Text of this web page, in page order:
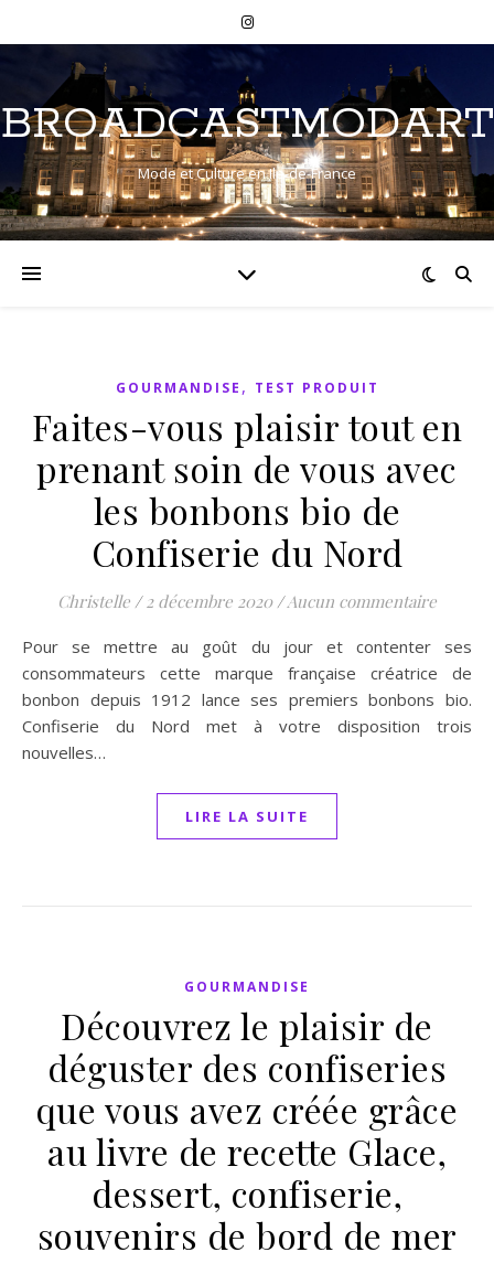
BROADCASTMODART
Mode et Culture en Ile-de-France
GOURMANDISE , TEST PRODUIT
Faites-vous plaisir tout en
prenant soin de vous avec
les bonbons bio de
Confiserie du Nord
Christelle / 2 décembre 2020 /Aucun commentaire
Pour se mettre au goût du jour et contenter ses
consommateurs cette marque française créatrice de
bonbon depuis 1912 lance ses premiers bonbons bio.
Confiserie du Nord met à votre disposition trois
nouvelles…
LIRE LA SUITE
GOURMANDISE
Découvrez le plaisir de
déguster des confiseries
que vous avez créée grâce
au livre de recette Glace,
dessert, confiserie,
souvenirs de bord de mer